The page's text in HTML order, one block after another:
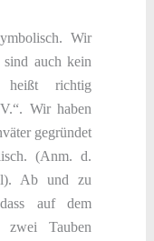
Wir
auch kein
heißt richtig
Wir haben
gegründet
(Anm. d.
Ab und zu
auf dem
zwei Tauben